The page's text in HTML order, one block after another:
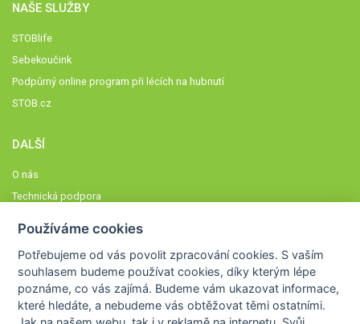
NAŠE SLUŽBY
STOBlife
Sebekoučink
Podpůrný online program při lécích na hubnutí
STOB.cz
DALŠÍ
O nás
Technická podpora
Členové STOBklubu
Zásady nakládání s osobními údaji
Otestujte se
Používáme cookies
Potřebujeme od vás povolit zpracování cookies. S vaším
souhlasem budeme používat cookies, díky kterým lépe
poznáme,co vás zajímá. Budeme vám ukazovat informace,
které hledáte, a nebudeme vás obtěžovat těmi ostatními.